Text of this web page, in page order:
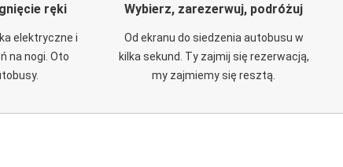
ręki
elektryczne i
na nogi. Oto
Wybierz, zarezerwuj, podróżuj
Od ekranu do siedzenia autobusu w
kilka sekund. Ty zajmij się rezerwacją,
my zajmiemy się resztą.